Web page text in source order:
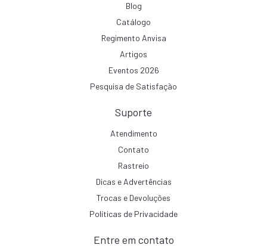
Blog
Catálogo
Regimento Anvisa
Artigos
Eventos 2026
Pesquisa de Satisfação
Suporte
Atendimento
Contato
Rastreio
Dicas e Advertências
Trocas e Devoluções
Políticas de Privacidade
Entre em contato